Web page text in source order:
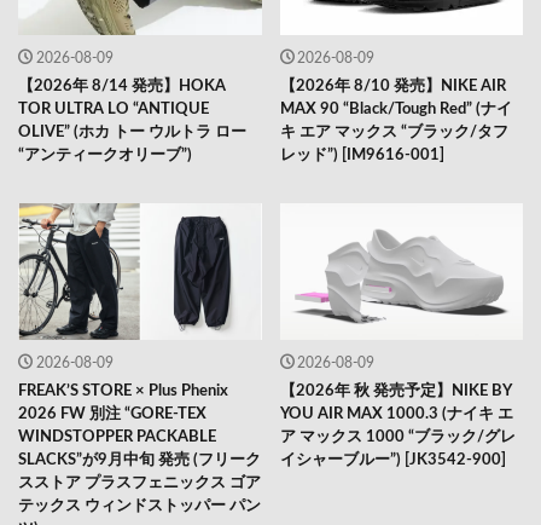
2026-08-09
【2026年 8/14 発売】HOKA
TOR ULTRA LO “ANTIQUE
OLIVE” (ホカ トー ウルトラ ロー
“アンティークオリーブ”)
2026-08-09
【2026年 8/10 発売】NIKE AIR
MAX 90 “Black/Tough Red” (ナイ
キ エア マックス “ブラック/タフ
レッド”) [IM9616-001]
2026-08-09
FREAK’S STORE × Plus Phenix
2026 FW 別注 “GORE-TEX
WINDSTOPPER PACKABLE
SLACKS”が9月中旬 発売 (フリーク
スストア プラスフェニックス ゴア
テックス ウィンドストッパー パン
2026-08-09
【2026年 秋 発売予定】NIKE BY
YOU AIR MAX 1000.3 (ナイキ エ
ア マックス 1000 “ブラック/グレ
イシャーブルー”) [JK3542-900]